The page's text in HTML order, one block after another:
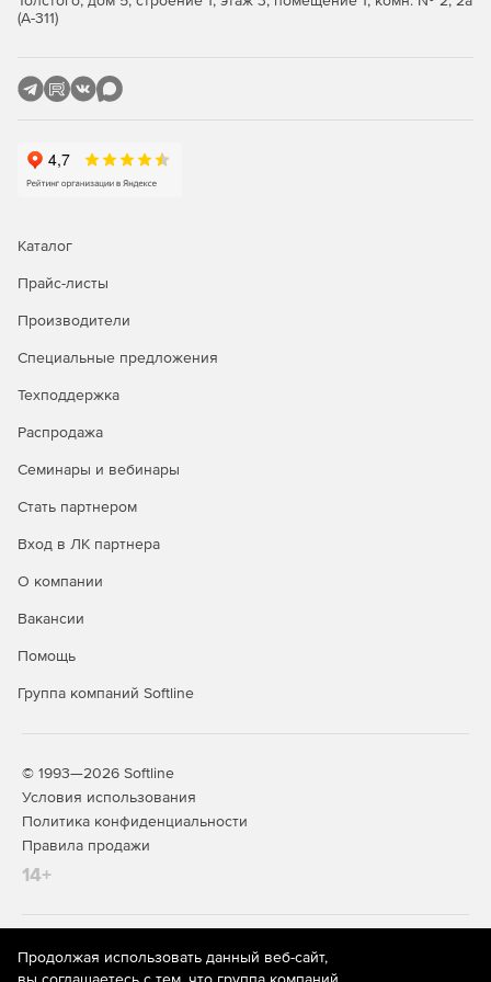
Интуитивная загрузка или сохранение двоичных
Поддержка Altova Global Resources.
(А-311)
Каталог
Прайс-листы
Производители
Специальные предложения
Техподдержка
Распродажа
Семинары и вебинары
Стать партнером
Вход в ЛК партнера
О компании
Вакансии
Помощь
Группа компаний Softline
© 1993—2026 Softline
Условия использования
Политика конфиденциальности
Правила продажи
14+
На информационном ресурсе store.softline.ru применяются
рекомендательные технологии
(информационные технологии
Продолжая использовать данный веб-сайт,